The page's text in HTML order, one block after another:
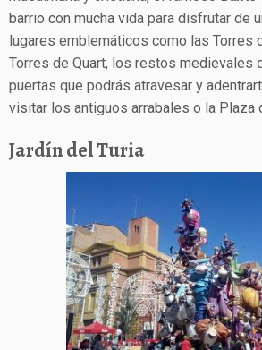
barrio con mucha vida para disfrutar de
lugares emblemáticos como las Torres
Torres de Quart, los restos medievales
puertas que podrás atravesar y
visitar los antiguos arrabales o la Plaza
Jardín del Turia